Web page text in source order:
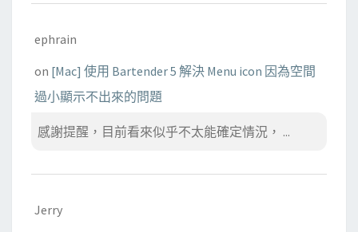
ephrain
on [Mac] 使用 Bartender 5 解決 Menu icon 因為空間
過小顯示不出來的問題
感謝提醒，目前看來似乎不太能確定情況， ...
Jerry